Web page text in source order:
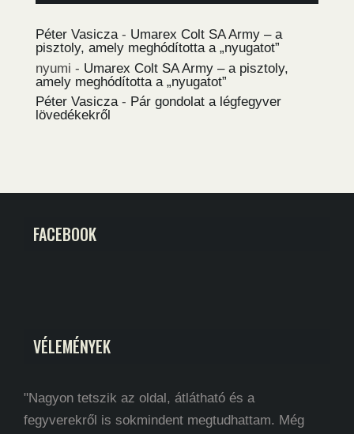
Péter Vasicza- Umarex Colt SA Army – a
pisztoly, amely meghódította a „nyugatot”
nyumi - Umarex Colt SA Army – a pisztoly,
amely meghódította a „nyugatot”
Péter Vasicza- Pár gondolat a légfegyver
lövedékekről
FACEBOOK
VÉLEMÉNYEK
"Nagyon tetszik az oldal, átlátható és a
fegyverekről is sokmindent megtudhattam. Még